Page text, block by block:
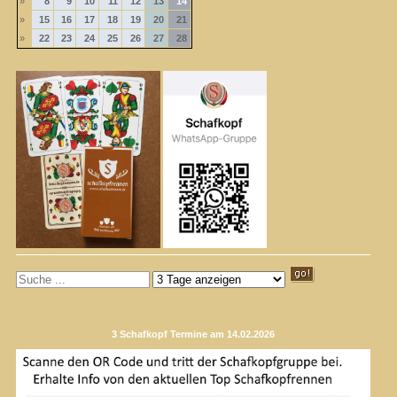
»
15 16 17 18 19 20
21
»
22 23 24 25 26 27 28
3 Schafkopf Termine am 14.02.2026